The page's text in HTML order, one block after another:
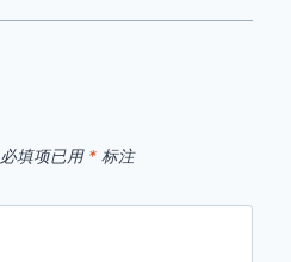
必填项已用 * 标注